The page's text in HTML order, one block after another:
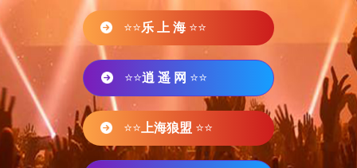
⭐⭐乐 上 海 ⭐⭐
⭐⭐逍 遥 网 ⭐⭐
⭐⭐ 上海狼盟 ⭐⭐